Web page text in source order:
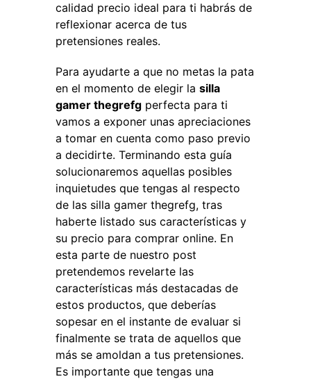
calidad precio ideal para ti habrás de
reflexionar acerca de tus
pretensiones reales.
Para ayudarte a que no metas la pata
en el momento de elegir la silla
gamer thegrefg perfecta para ti
vamos a exponer unas apreciaciones
a tomar en cuenta como paso previo
a decidirte. Terminando esta guía
solucionaremos aquellas posibles
inquietudes que tengas al respecto
de las silla gamer thegrefg, tras
haberte listado sus características y
su precio para comprar online. En
esta parte de nuestro post
pretendemos revelarte las
características más destacadas de
estos productos, que deberías
sopesar en el instante de evaluar si
finalmente se trata de aquellos que
más se amoldan a tus pretensiones.
Es importante que tengas una